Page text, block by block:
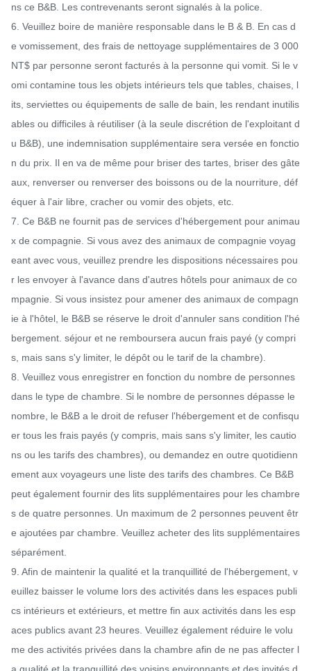
ns ce B&B. Les contrevenants seront signalés à la police.
6. Veuillez boire de manière responsable dans le B & B. En cas d
e vomissement, des frais de nettoyage supplémentaires de 3 000
NT$ par personne seront facturés à la personne qui vomit. Si le v
omi contamine tous les objets intérieurs tels que tables, chaises, l
its, serviettes ou équipements de salle de bain, les rendant inutilis
ables ou difficiles à réutiliser (à la seule discrétion de l'exploitant d
u B&B), une indemnisation supplémentaire sera versée en fonctio
n du prix. Il en va de même pour briser des tartes, briser des gâte
aux, renverser ou renverser des boissons ou de la nourriture, déf
équer à l'air libre, cracher ou vomir des objets, etc.
7. Ce B&B ne fournit pas de services d'hébergement pour animau
x de compagnie. Si vous avez des animaux de compagnie voyag
eant avec vous, veuillez prendre les dispositions nécessaires pou
r les envoyer à l'avance dans d'autres hôtels pour animaux de co
mpagnie. Si vous insistez pour amener des animaux de compagn
ie à l'hôtel, le B&B se réserve le droit d'annuler sans condition l'hé
bergement. séjour et ne remboursera aucun frais payé (y compri
s, mais sans s'y limiter, le dépôt ou le tarif de la chambre).
8. Veuillez vous enregistrer en fonction du nombre de personnes
dans le type de chambre. Si le nombre de personnes dépasse le
nombre, le B&B a le droit de refuser l'hébergement et de confisqu
er tous les frais payés (y compris, mais sans s'y limiter, les cautio
ns ou les tarifs des chambres), ou demandez en outre quotidienn
ement aux voyageurs une liste des tarifs des chambres. Ce B&B
peut également fournir des lits supplémentaires pour les chambre
s de quatre personnes. Un maximum de 2 personnes peuvent êtr
e ajoutées par chambre. Veuillez acheter des lits supplémentaires
séparément.
9. Afin de maintenir la qualité et la tranquillité de l'hébergement, v
euillez baisser le volume lors des activités dans les espaces publi
cs intérieurs et extérieurs, et mettre fin aux activités dans les esp
aces publics avant 23 heures. Veuillez également réduire le volu
me des activités privées dans la chambre afin de ne pas affecter l